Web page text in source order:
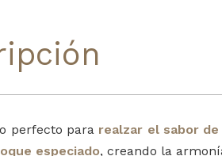
perfecto para realzar el sabor
especiado, creando la